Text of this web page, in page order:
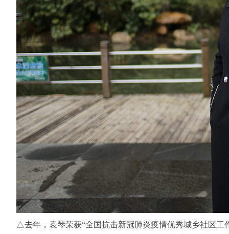
△去年，袁琴荣获“全国抗击新冠肺炎疫情优秀城乡社区工